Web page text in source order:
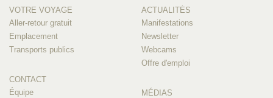
VOTRE VOYAGE
Aller-retour gratuit
Emplacement
Transports publics
CONTACT
Équipe
ACTUALITÉS
Manifestations
Newsletter
Webcams
Offre d'emploi
MÉDIAS